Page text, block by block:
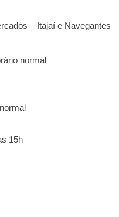
– Itajaí e Navegantes
normal
15h